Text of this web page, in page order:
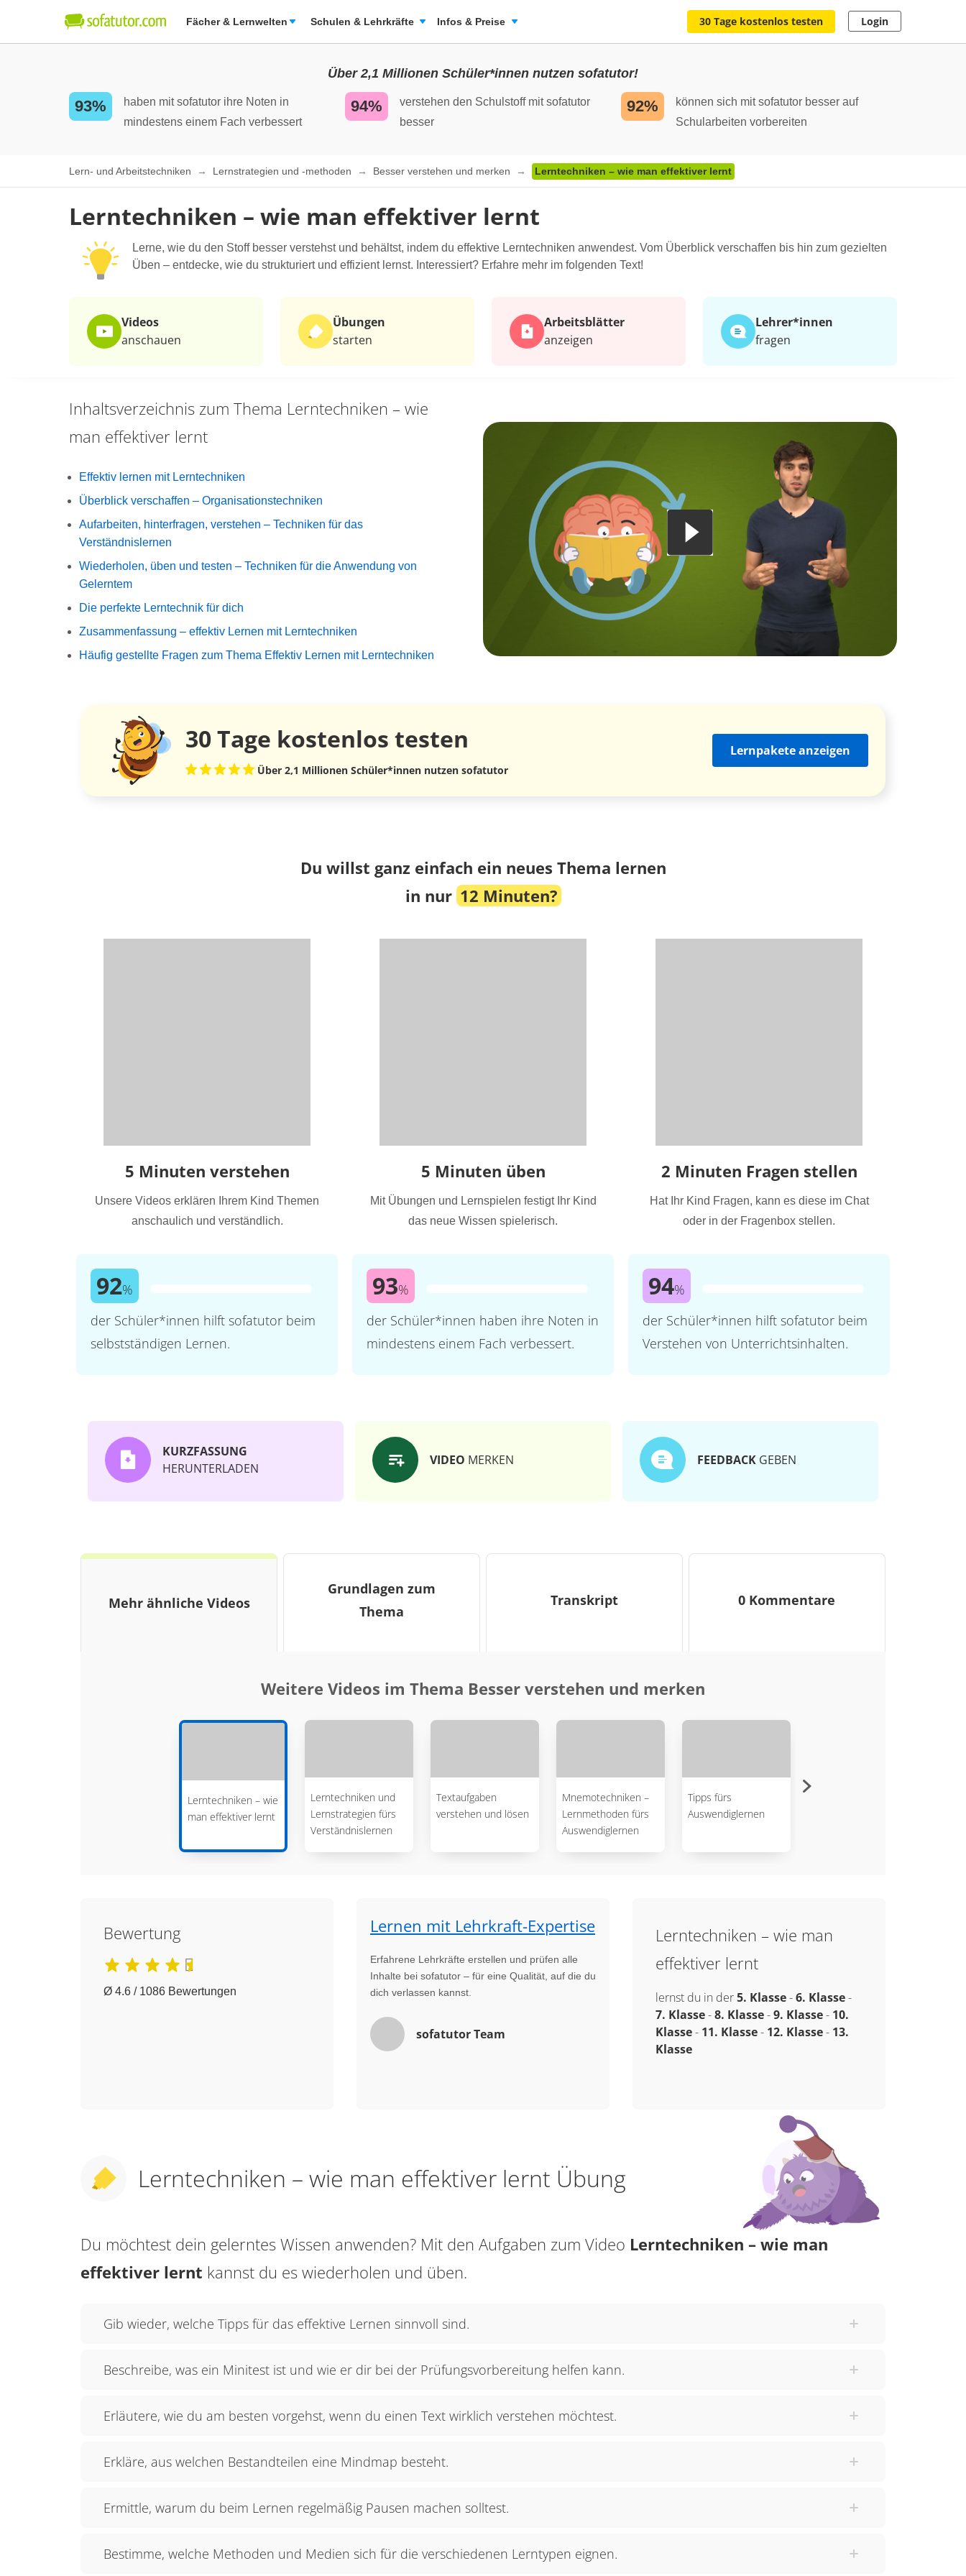
Fächer & Lernwelten Schulen & Lehrkräfte Infos & Preise 30 Tage kostenlos testen Login
Über 2,1 Millionen Schüler*innen nutzen sofatutor!
93%
haben mit sofatutor ihre Noten in
mindestens einem Fach verbessert
94%
verstehen den Schulstoff mit sofatutor
besser
92%
können sich mit sofatutor besser auf
Schularbeiten vorbereiten
Lern- und Arbeitstechniken Lernstrategien und -methoden Besser verstehen und merken Lerntechniken – wie man effektiver lernt
Lerntechniken – wie man effektiver lernt
Lerne, wie du den Stoff besser verstehst und behältst, indem du effektive Lerntechniken anwendest. Vom Überblick verschaffen bis hin zum gezielten
Üben – entdecke, wie du strukturiert und effizient lernst. Interessiert? Erfahre mehr im folgenden Text!
Videos
anschauen
Übungen
starten
Arbeits­blätter
anzeigen
Lehrer*​innen
fragen
Inhaltsverzeichnis zum Thema Lerntechniken – wie
man effektiver lernt
Effektiv lernen mit Lerntechniken
Überblick verschaffen – Organisationstechniken
Aufarbeiten, hinterfragen, verstehen – Techniken für das
Verständnislernen
Wiederholen, üben und testen – Techniken für die Anwendung von
Gelerntem
Die perfekte Lerntechnik für dich
Zusammenfassung – effektiv Lernen mit Lerntechniken
Häufig gestellte Fragen zum Thema Effektiv Lernen mit Lerntechniken
30 Tage kostenlos testen
Über 2,1 Millionen Schüler*innen nutzen sofatutor
Lernpakete anzeigen
Du willst ganz einfach ein neues Thema lernen
in nur 12 Minuten?
5 Minuten verstehen
Unsere Videos erklären Ihrem Kind Themen
anschaulich und verständlich.
92%
der Schüler*innen hilft sofatutor beim
selbstständigen Lernen.
5 Minuten üben
Mit Übungen und Lernspielen festigt Ihr Kind
das neue Wissen spielerisch.
93%
der Schüler*innen haben ihre Noten in
mindestens einem Fach verbessert.
2 Minuten Fragen stellen
Hat Ihr Kind Fragen, kann es diese im Chat
oder in der Fragenbox stellen.
94%
der Schüler*innen hilft sofatutor beim
Verstehen von Unterrichtsinhalten.
KURZFASSUNG
HERUNTERLADEN
VIDEO MERKEN FEEDBACK GEBEN
Mehr ähnliche Videos
Grundlagen zum
Thema
Transkript 0 Kommentare
Weitere Videos im Thema Besser verstehen und merken
Lerntechniken – wie
man effektiver lernt
Lerntechniken und
Lernstrategien fürs
Verständnislernen
Textaufgaben
verstehen und lösen
Mnemotechniken –
Lernmethoden fürs
Auswendiglernen
Tipps fürs
Auswendiglernen
Bewertung
Ø 4.6 / 1086 Bewertungen
Lernen mit Lehrkraft-Expertise
Erfahrene Lehrkräfte erstellen und prüfen alle
Inhalte bei sofatutor – für eine Qualität, auf die du
dich verlassen kannst.
sofatutor Team
Lerntechniken – wie man
effektiver lernt
lernst du in der5. Klasse-6. Klasse-
7. Klasse-8. Klasse-9. Klasse- 10.
Klasse- 11. Klasse- 12. Klasse- 13.
Klasse
Lerntechniken – wie man effektiver lernt Übung
Du möchtest dein gelerntes Wissen anwenden? Mit den Aufgaben zum Video Lerntechniken – wie man
effektiver lernt kannst du es wiederholen und üben.
Gib wieder, welche Tipps für das effektive Lernen sinnvoll sind.
Beschreibe, was ein Minitest ist und wie er dir bei der Prüfungsvorbereitung helfen kann.
Erläutere, wie du am besten vorgehst, wenn du einen Text wirklich verstehen möchtest.
Erkläre, aus welchen Bestandteilen eine Mindmap besteht.
Ermittle, warum du beim Lernen regelmäßig Pausen machen solltest.
Bestimme, welche Methoden und Medien sich für die verschiedenen Lerntypen eignen.